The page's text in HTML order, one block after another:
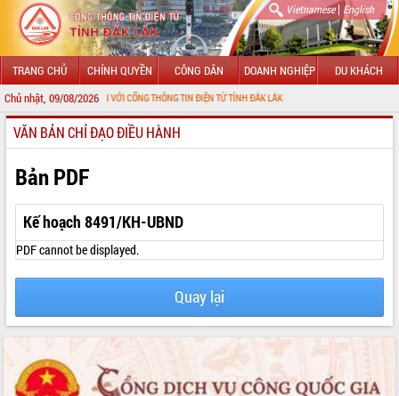
Vietnamese| English
TRANG CHỦ CHÍNH QUYỀN CÔNG DÂN DOANH NGHIỆP DU KHÁCH
Chủ nhật, 09/08/2026
MỪNG ĐẾN VỚI CỔNG THÔNG TIN ĐIỆN TỬ TỈNH ĐẮK LẮK
GIỚI THIỆU
LÃNH ĐẠO UBND TỈNH
TIN TỨC SỰ KIỆN
SỞ, BAN, NGÀNH
UBND CÁC XÃ, PHƯỜNG
THÔNG TIN CHỈ ĐẠO ĐIỀU HÀNH
VĂN BẢN HĐND TỈNH
VĂN BẢN CHỈ ĐẠO ĐIỀU HÀNH
Bản PDF
Kế hoạch 8491/KH-UBND
PDF cannot be displayed.
Quay lại